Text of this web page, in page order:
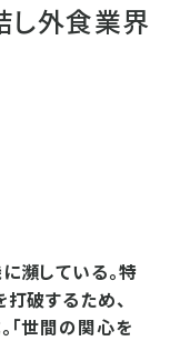
し外食業界
瀕している。特
破するため、
「世間の関心を